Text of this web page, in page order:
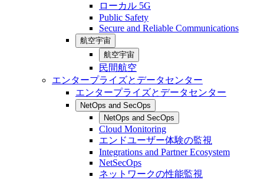
ローカル 5G
Public Safety
Secure and Reliable Communications
航空宇宙
航空宇宙
民間航空
エンタープライズとデータセンター
エンタープライズとデータセンター
NetOps and SecOps
NetOps and SecOps
Cloud Monitoring
エンドユーザー体験の監視
Integrations and Partner Ecosystem
NetSecOps
ネットワークの性能監視